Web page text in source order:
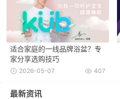
适合家庭的一线品牌浴盆？专
家分享选购技巧
407
2026-05-07
最新资讯